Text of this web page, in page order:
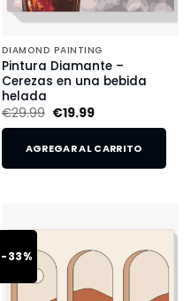
DIAMOND PAINTING
Pintura Diamante –
Cerezas en una bebida
helada
€29.99 €19.99
AGREGAR AL CARRITO
-33%